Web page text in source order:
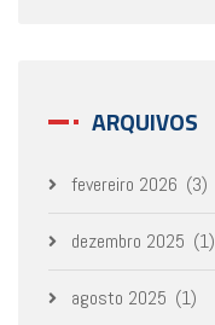
ARQUIVOS
fevereiro 2026 (3)
dezembro 2025 (1)
agosto 2025 (1)